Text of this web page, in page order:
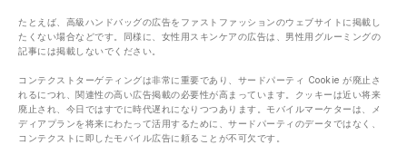
たとえば、高級ハンドバッグの広告をファストファッションのウェブサイトに掲載し
たくない場合などです。同様に、女性用スキンケアの広告は、男性用グルーミングの
記事には掲載しないでください。
コンテクストターゲティングは非常に重要であり、サードパーティ Cookie が廃止さ
れるにつれ、関連性の高い広告掲載の必要性が高まっています。クッキーは近い将来
廃止され、今日ではすでに時代遅れになりつつあります。モバイルマーケターは、メ
ディアプランを将来にわたって活用するために、サードパーティのデータではなく、
コンテクストに即したモバイル広告に頼ることが不可欠です。